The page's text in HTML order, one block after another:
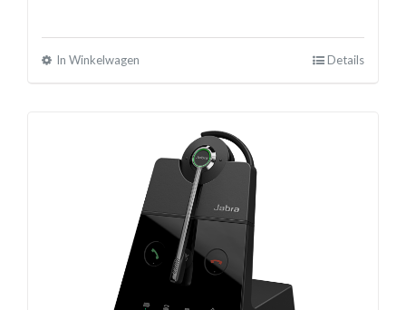
In Winkelwagen Details